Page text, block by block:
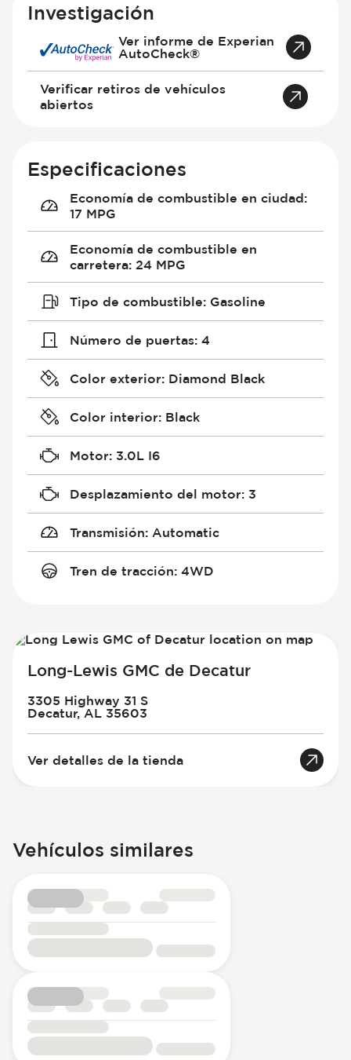
Investigación
Ver informe de Experian
AutoCheck®
Verificar retiros de vehículos
abiertos
Especificaciones
Economía de combustible en ciudad:
17 MPG
Economía de combustible en
carretera: 24 MPG
Tipo de combustible: Gasoline
Número de puertas: 4
Color exterior: Diamond Black
Color interior: Black
Motor: 3.0L I6
Desplazamiento del motor: 3
Transmisión: Automatic
Tren de tracción: 4WD
Long-Lewis GMC de Decatur
3305 Highway 31 S
Decatur, AL 35603
Ver detalles de la tienda
Vehículos similares